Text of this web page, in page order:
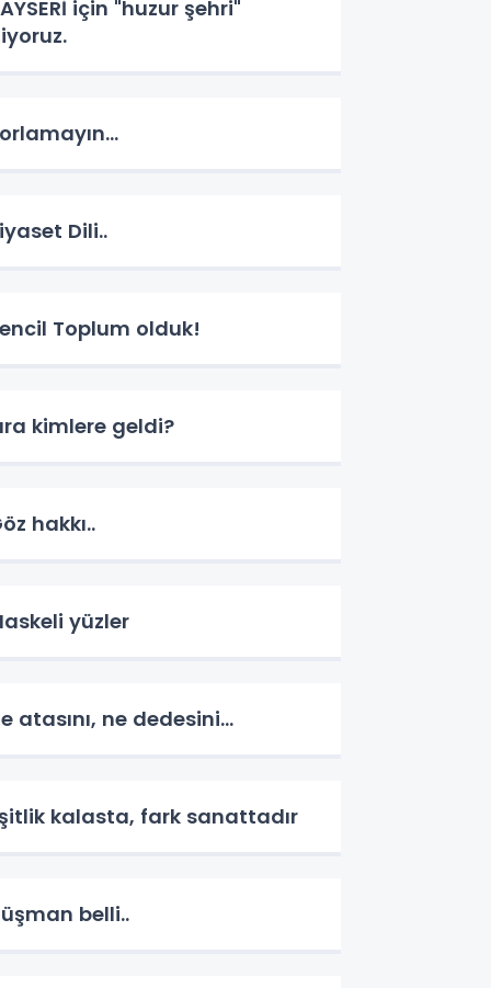
için "huzur şehri"
Dili..
Toplum olduk!
kimlere geldi?
hakkı..
yüzler
atasını, ne dedesini...
kalasta, fark sanattadır
belli..